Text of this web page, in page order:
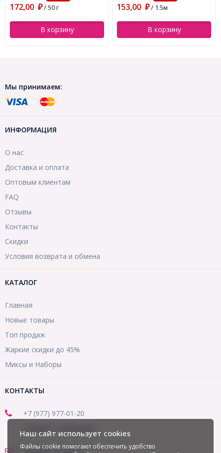
172,00 ₽/ 50 г
В корзину
153,00 ₽/ 1.5м
В корзину
Мы принимаем:
ИНФОРМАЦИЯ
О нас
Доставка и оплата
Оптовым клиентам
FAQ
Отзывы
Контакты
Скидки
Условия возврата и обмена
КАТАЛОГ
Главная
Новые товары
Топ продаж
Жаркие скидки до 45%
Миксы и Наборы
КОНТАКТЫ
+7 (977) 977-01-20
Наш сайт использует cookies
Файлы cookie помогают обеспечить удобство